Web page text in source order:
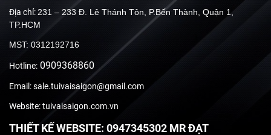
Địa chỉ: 231 – 233 Đ. Lê Thánh Tôn, P.Bến Thành, Quận 1,
TP.HCM
MST: 0312192716
Hotline: 0909368860
Email: sale.tuivaisaigon@gmail.com
Website: tuivaisaigon.com.vn
THIẾT KẾ WEBSITE: 0947345302 MR ĐẠT